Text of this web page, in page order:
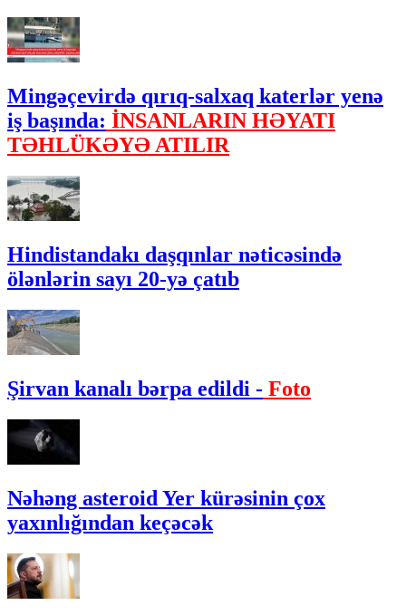
Mingəçevirdə qırıq-salxaq katerlər yenə
iş başında: İNSANLARIN HƏYATI
TƏHLÜKƏYƏ ATILIR
Hindistandakı daşqınlar nəticəsində
ölənlərin sayı 20-yə çatıb
Şirvan kanalı bərpa edildi - Foto
Nəhəng asteroid Yer kürəsinin çox
yaxınlığından keçəcək